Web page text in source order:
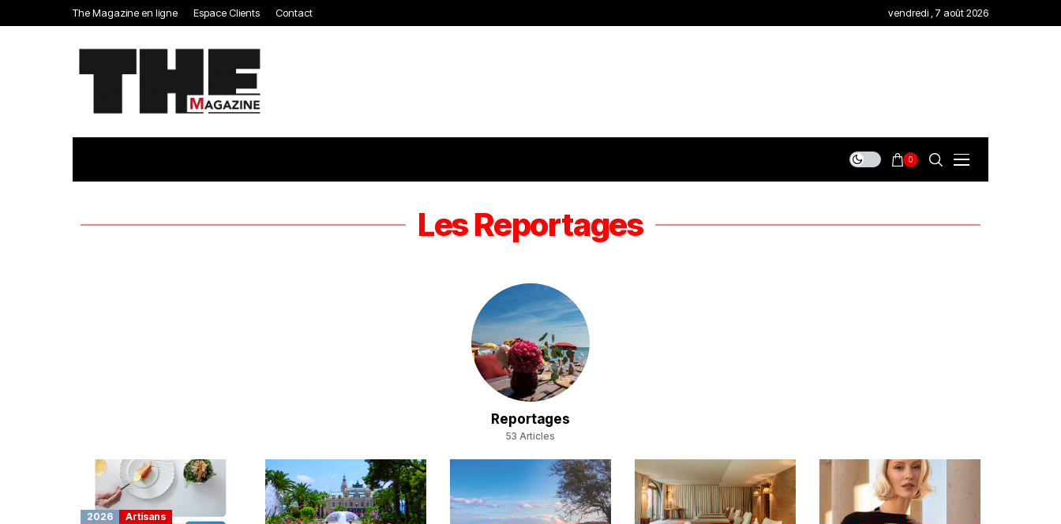
The Magazine en ligne Espace Clients Contact vendredi , 7 août 2026
0
Les Reportages
Reportages
53 Articles
2026
Artisans